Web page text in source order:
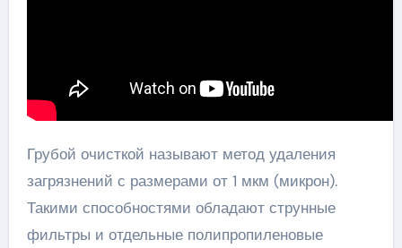
Грубой очисткой называют метод удаления
загрязнений с размерами от 1 мкм (микрон).
Такими способностями обладают струнные
фильтры и отдельные полипропиленовые